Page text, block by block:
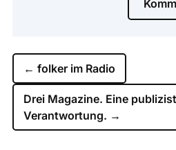
← folker im Radio
Drei Magazine. Eine
Verantwortung. →